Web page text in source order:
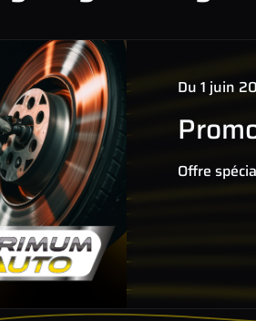
Du 1 juin
Offre